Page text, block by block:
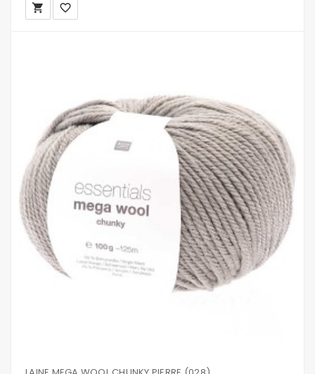
local_grocery_store favorite_border